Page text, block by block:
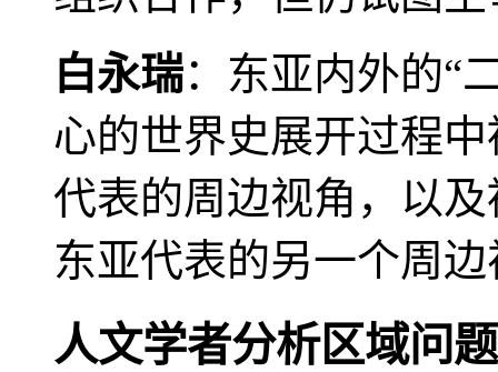
白永瑞：东亚内外的“
心的世界史展开过程
代表的周边视角，以
东亚代表的另一个周
人文学者分析区域问题